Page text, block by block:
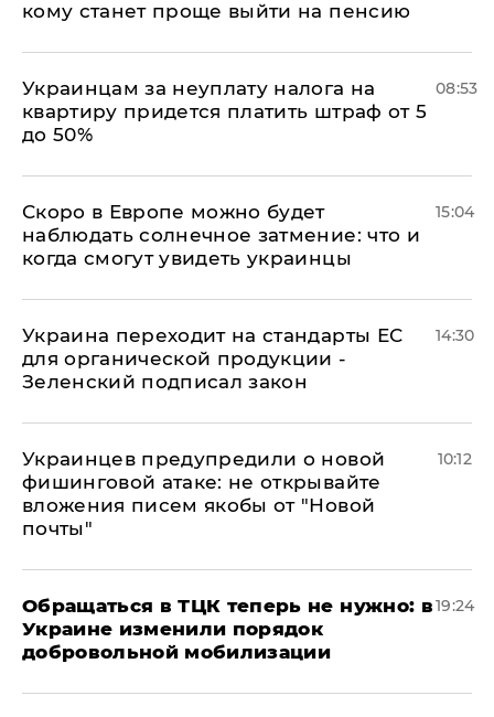
кому станет проще выйти на пенсию
Украинцам за неуплату налога на
квартиру придется платить штраф от 5
до 50%
08:53
Скоро в Европе можно будет
наблюдать солнечное затмение: что и
когда смогут увидеть украинцы
15:04
Украина переходит на стандарты ЕС
для органической продукции -
Зеленский подписал закон
14:30
Украинцев предупредили о новой
фишинговой атаке: не открывайте
вложения писем якобы от "Новой
почты"
10:12
Обращаться в ТЦК теперь не нужно: в
Украине изменили порядок
добровольной мобилизации
19:24